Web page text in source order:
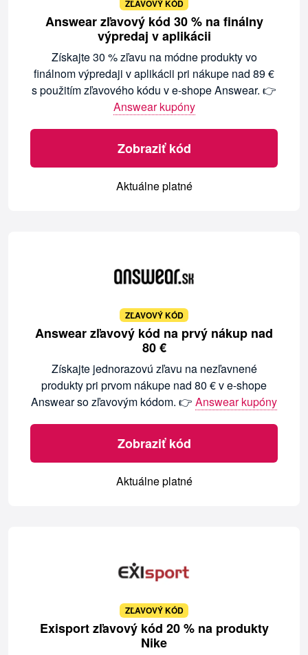
ZĽAVOVÝ KÓD
Answear zľavový kód 30 % na finálny
výpredaj v aplikácii
Získajte 30 % zľavu na módne produkty vo
finálnom výpredaji v aplikácii pri nákupe nad 89 €
s použitím zľavového kódu v e-shope Answear. 👉
Answear kupóny
Zobraziť kód
Aktuálne platné
ZĽAVOVÝ KÓD
Answear zľavový kód na prvý nákup nad
80 €
Získajte jednorazovú zľavu na nezľavnené
produkty pri prvom nákupe nad 80 € v e-shope
Answear so zľavovým kódom. 👉 Answear kupóny
Zobraziť kód
Aktuálne platné
ZĽAVOVÝ KÓD
Exisport zľavový kód 20 % na produkty
Nike